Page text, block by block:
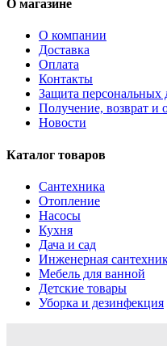
О магазине
О компании
Доставка
Оплата
Контакты
Защита персональных
Получение, возврат и
Новости
Каталог товаров
Сантехника
Отопление
Насосы
Кухня
Дача и сад
Инженерная
Мебель для ванной
Детские товары
Уборка и дезинфекция